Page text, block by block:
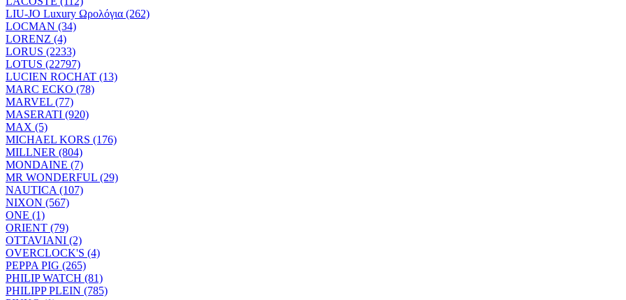
LIU-JO Luxury Ωρολόγια (262)
LOCMAN (34)
LORENZ (4)
LORUS (2233)
LOTUS (22797)
LUCIEN ROCHAT (13)
MARC ECKO (78)
MARVEL (77)
MASERATI (920)
MAX (5)
MICHAEL KORS (176)
MILLNER (804)
MONDAINE (7)
MR WONDERFUL (29)
NAUTICA (107)
NIXON (567)
ONE (1)
ORIENT (79)
OTTAVIANI (2)
OVERCLOCK'S (4)
PEPPA PIG (265)
PHILIP WATCH (81)
PHILIPP PLEIN (785)